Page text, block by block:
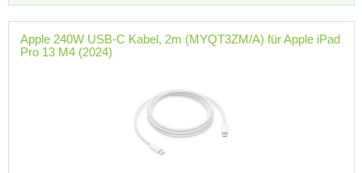
Apple 240W USB-C Kabel, 2m (MYQT3ZM/A) für Apple iPad
Pro 13 M4 (2024)